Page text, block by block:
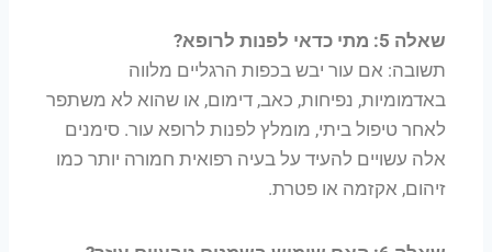
שאלה 5: מתי כדאי לפנות לרופא?
תשובה: אם עור יבש בכפות הרגליים מלווה
באדמומיות, נפיחות, כאב, דימום, או שהוא לא משתפר
לאחר טיפול ביתי, מומלץ לפנות לרופא עור. סימנים
אלה עשויים להעיד על בעיה רפואית חמורה יותר כמו
זיהום, אקזמה או פטרת.